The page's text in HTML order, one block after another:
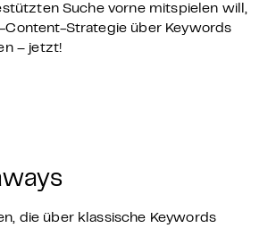
Suche vorne mitspielen will,
Content-Strategie über Keywords
– jetzt!
die über klassische Keywords